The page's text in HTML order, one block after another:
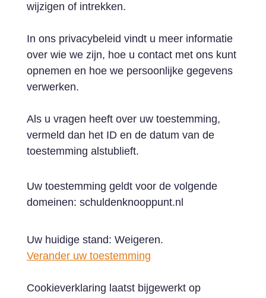
wijzigen of intrekken.
In ons privacybeleid vindt u meer informatie
over wie we zijn, hoe u contact met ons kunt
opnemen en hoe we persoonlijke gegevens
verwerken.
Als u vragen heeft over uw toestemming,
vermeld dan het ID en de datum van de
toestemming alstublieft.
Uw toestemming geldt voor de volgende
domeinen: schuldenknooppunt.nl
Uw huidige stand: Weigeren.
Verander uw toestemming
Cookieverklaring laatst bijgewerkt op